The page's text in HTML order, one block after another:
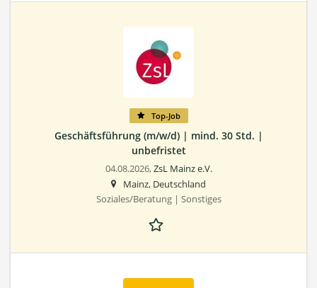
Top-Job
Geschäftsführung (m/w/d) | mind. 30 Std. |
unbefristet
04.08.2026,ZsL Mainz e.V.
Mainz, Deutschland
Soziales/Beratung | Sonstiges